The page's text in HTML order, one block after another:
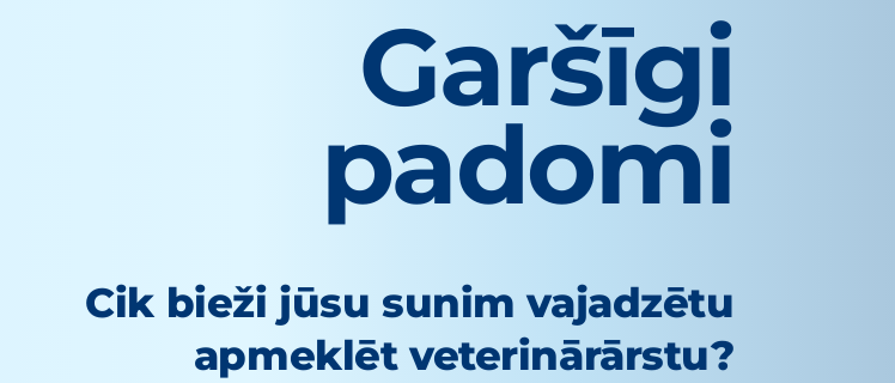
Garšīgi
padomi
Cik bieži jūsu sunim vajadzētu
apmeklēt veterinārārstu?